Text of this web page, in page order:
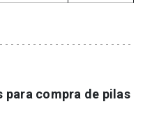
compra de pilas